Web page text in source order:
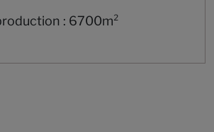
: 6700m²